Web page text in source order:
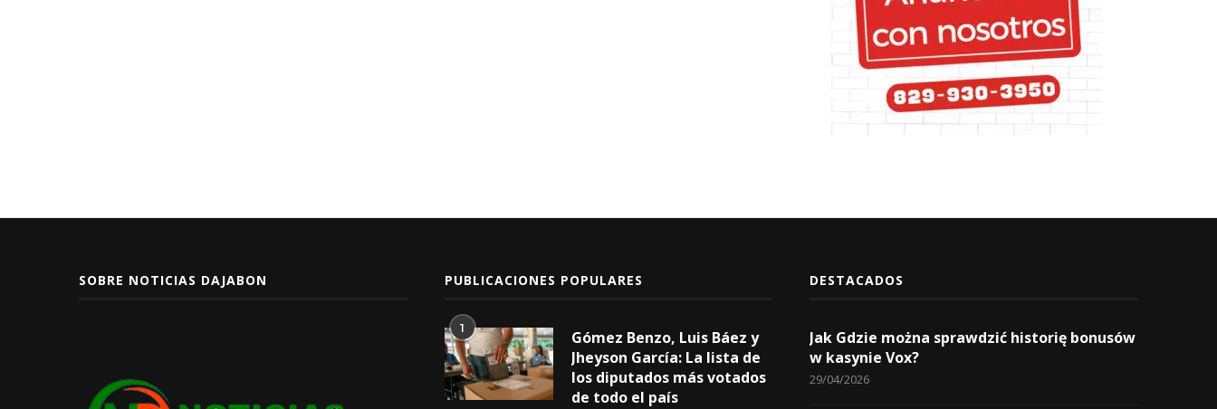
SOBRE NOTICIAS DAJABON PUBLICACIONES POPULARES
1
Gómez Benzo, Luis Báez y
Jheyson García: La lista de
los diputados más votados
de todo el país
DESTACADOS
Jak Gdzie można sprawdzić historię bonusów
w kasynie Vox?
29/04/2026